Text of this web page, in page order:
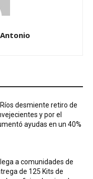
desmiente retiro de
y por el
ayudas en un 40%
a comunidades de
de 125 Kits de